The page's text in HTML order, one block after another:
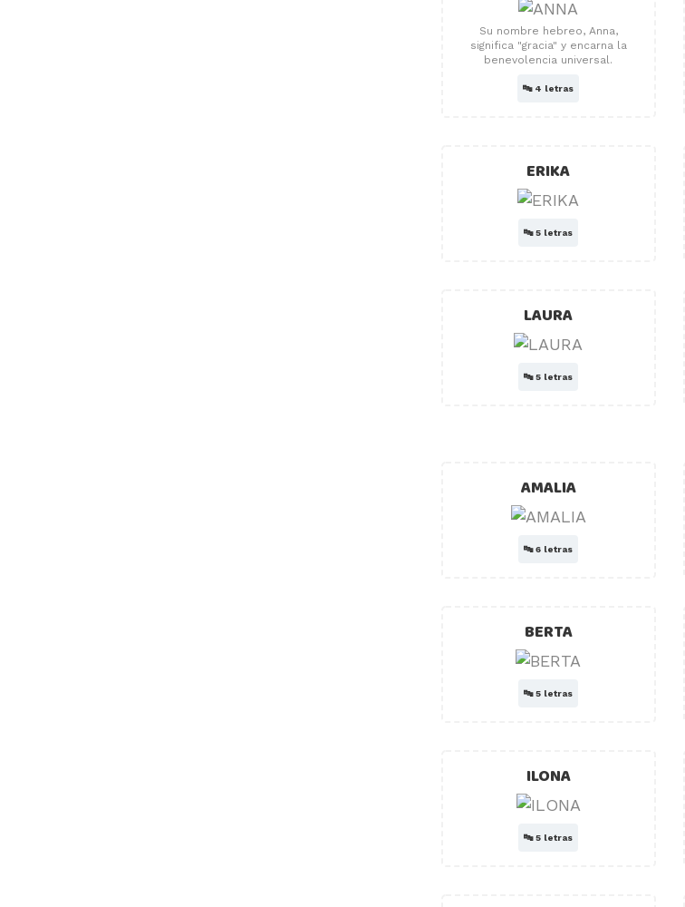
Su nombre hebreo, Anna,
significa "gracia" y encarna la
benevolencia universal.
🔤 4 letras
ERIKA
🔤5 letras
LAURA
🔤5 letras
AMALIA
🔤6 letras
BERTA
🔤5 letras
ILONA
🔤5 letras